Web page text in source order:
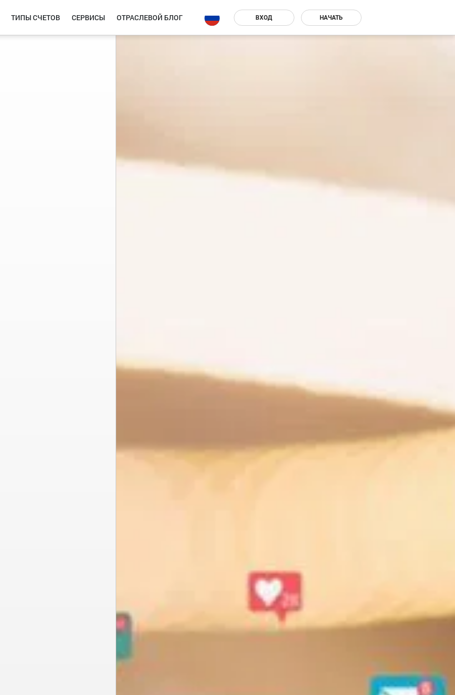
ТИПЫ СЧЕТОВ СЕРВИСЫ ОТРАСЛЕВОЙ БЛОГ ВХОД НАЧАТЬ